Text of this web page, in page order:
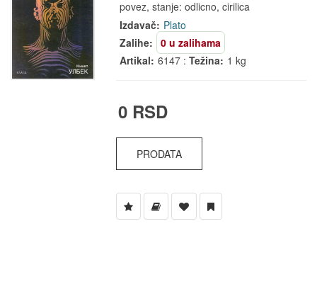
povez, stanje: odlicno, cirilica
Izdavač: Plato
Zalihe:
0 u zalihama
Artikal: 6147 :Težina: 1 kg
0 RSD
PRODATA